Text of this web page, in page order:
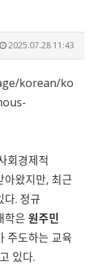
2025.07.28 11:43
korean/ko
회경제적
아왔지만, 최근
다. 정규
학은 원주민
주도하는 교육
있다.